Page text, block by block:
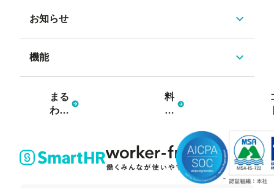
お知らせ
機能
まる
わか
セッ
料
金
ン